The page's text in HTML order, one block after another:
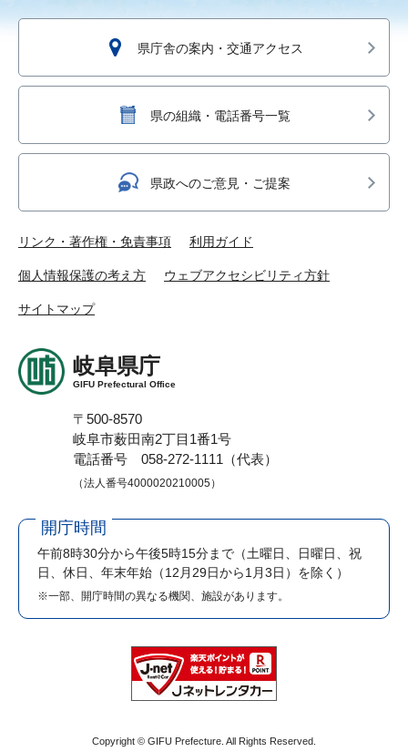
県庁舎の案内・交通アクセス
県の組織・電話番号一覧
県政へのご意見・ご提案
リンク・著作権・免責事項 利用ガイド
個人情報保護の考え方 ウェブアクセシビリティ方針
サイトマップ
岐阜県庁
GIFU Prefectural Office
〒500-8570
岐阜市薮田南2丁目1番1号
電話番号 058-272-1111（代表）
（法人番号4000020210005）
開庁時間
午前8時30分から午後5時15分まで （土曜日、日曜日、祝
日、休日、年末年始（12月29日から1月3日）を除く）
※一部、開庁時間の異なる機関、施設があります。
Copyright © GIFU Prefecture. All Rights Reserved.